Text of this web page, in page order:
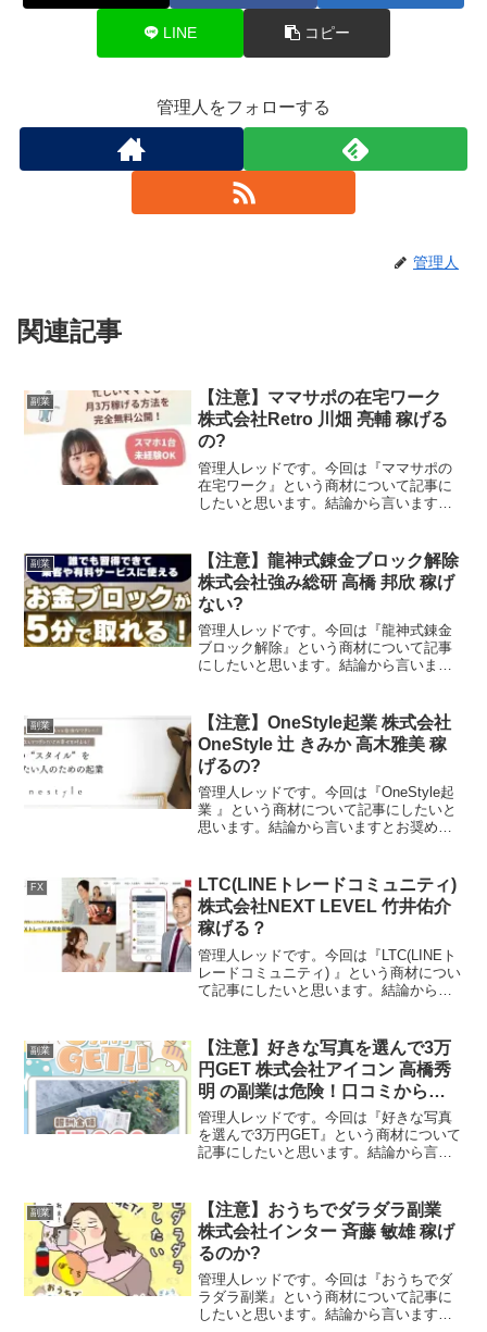
LINE コピー
管理人をフォローする
管理人
関連記事
副業
【注意】ママサポの在宅ワーク
株式会社Retro 川畑 亮輔 稼げる
の?
管理人レッドです。今回は『ママサポの
在宅ワーク』という商材について記事に
したいと思います。結論から言いますと
定商取引法に基づく表示販売者名株式会
社Retro代表取締役川...
副業
【注意】龍神式錬金ブロック解除
株式会社強み総研 高橋 邦欣 稼げ
ない?
管理人レッドです。今回は『龍神式錬金
ブロック解除』という商材について記事
にしたいと思います。結論から言います
特定商取引法に基づく表示販売事業者株
式会社強み総研運営統括責...
副業
【注意】OneStyle起業 株式会社
OneStyle 辻 きみか 高木雅美 稼
げるの?
管理人レッドです。今回は『OneStyle起
業 』という商材について記事にしたいと
思います。結論から言いますとお奨めで
法に基づく表示販売事業者株式会社
OneStyle運...
FX
LTC(LINEトレードコミュニティ)
株式会社NEXT LEVEL 竹井佑介
稼げる？
管理人レッドです。今回は『LTC(LINEト
レードコミュニティ) 』という商材につい
て記事にしたいと思います。結論から言
ます。特定商取引法に基づく表示販売会
社株式会社N...
副業
【注意】好きな写真を選んで3万
円GET 株式会社アイコン 高橋秀
明 の副業は危険！口コミから勧
誘実態が発覚！
管理人レッドです。今回は『好きな写真
を選んで3万円GET』という商材について
記事にしたいと思います。結論から言い
ます。特定商取引法に基づく表示会社名
株式会社アイコン運営統...
副業
【注意】おうちでダラダラ副業
株式会社インター 斉藤 敏雄 稼げ
るのか?
管理人レッドです。今回は『おうちでダ
ラダラ副業』という商材について記事に
したいと思います。結論から言いますと